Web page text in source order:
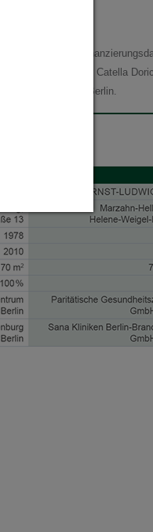
ein
von 34,48 % an der Catella
in Berlin.